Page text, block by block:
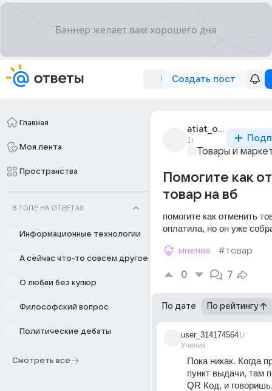
Создать пост
Главная
Моя лента
Пространства
В ТОПЕ НА ОТВЕТАХ
Информационные технологии
А сейчас что-то совсем другое
О любви без купюр
Философский вопрос
Политические дебаты
Смотреть все
atiat_opapa
1г
Товары и
Помогите как
товар на вб
помогите как отменить
оплатила, но он уже
мнения #товар
0 7
По дате По рейтингу
user_314174564
Ученик
1г
Пока никак. Когда
пункт выдачи, там
QR Код, и